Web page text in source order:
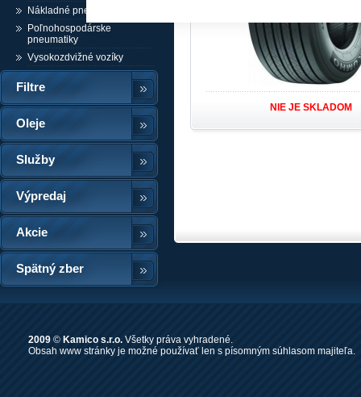
Nákladné pneumatiky
Poľnohospodárske
pneumatiky
Vysokozdvižné vozíky
Filtre
Oleje
Služby
Výpredaj
Akcie
Spätný zber
NIE JE SKLADOM
2009 © Kamico s.r.o. Všetky práva vyhradené.
Obsah www stránky je možné používať len s písomným súhlasom majiteľa.